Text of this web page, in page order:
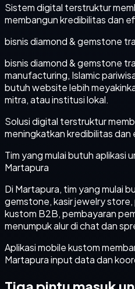
Sistem digital terstruktur
membangun kredibilitas dan
bisnis diamond & gemstone
bisnis diamond & gemstone
manufacturing, Islamic
butuh website lebih
mitra, atau institusi lokal.
Solusi digital terstruktur
meningkatkan kredibilitas dan
Tim yang mulai butuh aplikasi
Martapura
Di Martapura, tim yang mulai
gemstone, kasir jewelry
kustom B2B, pembayaran
menumpuk alur di chat dan
Aplikasi mobile kustom
Martapura input data dan